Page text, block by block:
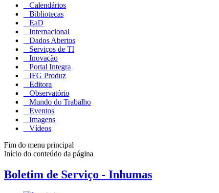
Calendários
Bibliotecas
EaD
Internacional
Dados Abertos
Serviços de TI
Inovação
Portal Integra
IFG Produz
Editora
Observatório
Mundo do Trabalho
Eventos
Imagens
Vídeos
Fim do menu principal
Início do conteúdo da página
Boletim de Serviço - Inhumas